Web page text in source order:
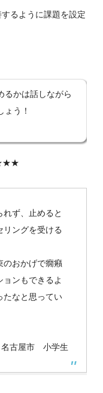
るように課題を設定
るかは話しながら
ょう！
ず、止めると
リングを受ける
のおかげで癇癪
ンもできるよ
たなと思ってい
名古屋市 小学生